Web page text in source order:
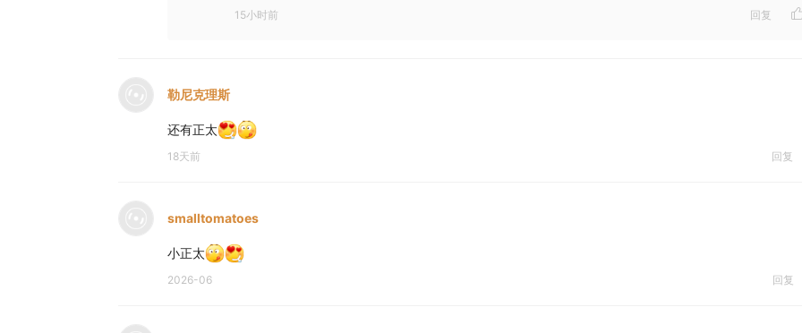
15小时前 回复
勒尼克理斯
还有正太
18天前 回复
smalltomatoes
小正太
2026-06 回复